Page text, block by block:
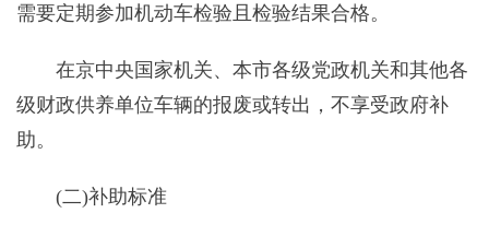
需要定期参加机动车检验且检验结果合格。
在京中央国家机关、本市各级党政机关和其他各
级财政供养单位车辆的报废或转出，不享受政府补
助。
(二)补助标准